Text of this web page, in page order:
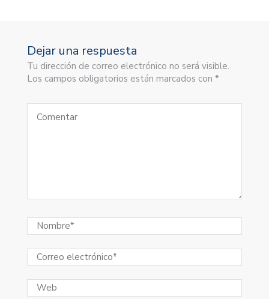
Dejar una respuesta
Tu dirección de correo electrónico no será visible.
Los campos obligatorios están marcados con *